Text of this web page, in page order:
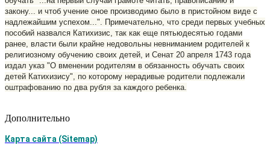
закону... и чтоб учение оное производимо было в пристойном виде с
надлежайшим успехом...". Примечательно, что среди первых учебных
пособий назвался Катихизис, так как еще пятьюдесятью годами
ранее, власти были крайне недовольны невниманием родителей к
религиозному обучению своих детей, и Сенат 20 апреля 1743 года
издал указ "О вменении родителям в обязанность обучать своих
детей Катихизису", по которому нерадивые родители подлежали
оштрафованию по два рубля за каждого ребенка.
Дополнительно
Карта сайта (Sitemap)